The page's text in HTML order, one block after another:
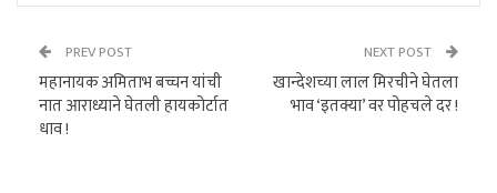
PREV POST
महानायक अमिताभ बच्चन यांची
नात आराध्याने घेतली हायकोर्टात
धाव !
NEXT POST
खान्देशच्या लाल मिरचीने घेतला
भाव ‘इतक्या’ वर पोहचले दर !